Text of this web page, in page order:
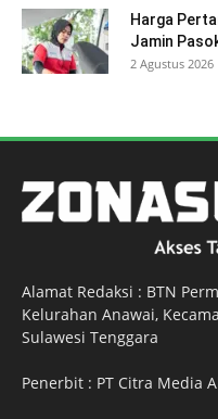
Harga
Jamin
2 Agustus 2026
Alamat Redaksi : BTN
Kelurahan Anawai,
Sulawesi Tenggara
Penerbit : PT Citra Media